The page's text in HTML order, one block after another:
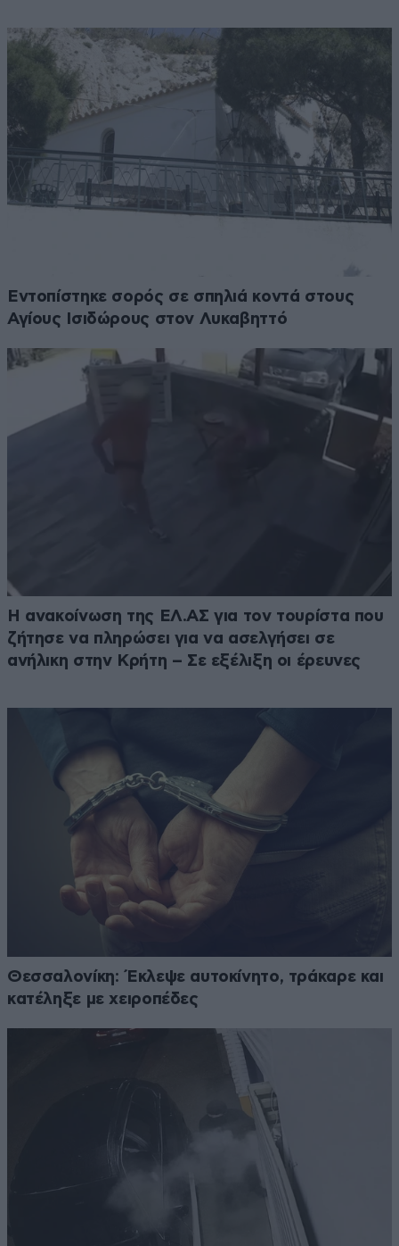
Εντοπίστηκε σορός σε σπηλιά κοντά στους
Αγίους Ισιδώρους στον Λυκαβηττό
Η ανακοίνωση της ΕΛ.ΑΣ για τον τουρίστα που
ζήτησε να πληρώσει για να ασελγήσει σε
ανήλικη στην Κρήτη – Σε εξέλιξη οι έρευνες
Θεσσαλονίκη: Έκλεψε αυτοκίνητο, τράκαρε και
κατέληξε με χειροπέδες